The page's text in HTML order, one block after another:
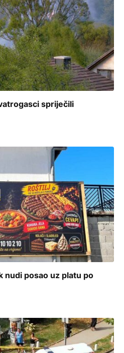
spriječili
nudi posao uz platu po